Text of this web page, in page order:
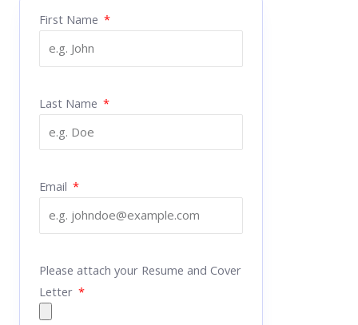
First Name
Last Name
Email
Please attach your Resume and Cover
Letter